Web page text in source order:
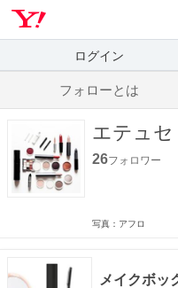
ログイン
フォローとは
エテュセ
26フォロワー
写真：アフロ
メイクボッ